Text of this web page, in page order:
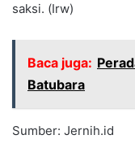
saksi. (Irw)
Baca juga:
Batubara
Sumber: Jernih.id